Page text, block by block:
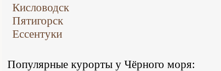
Кисловодск
Пятигорск
Ессентуки
Популярные курорты у Чёрного моря: